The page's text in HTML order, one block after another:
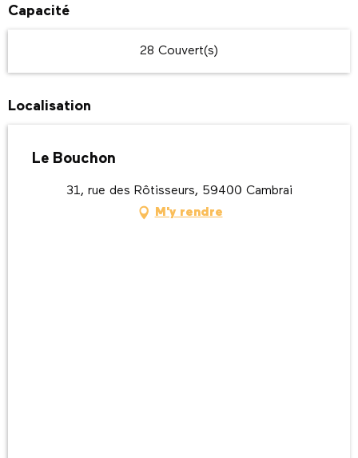
Capacité
28 Couvert(s)
Localisation
Le Bouchon
31, rue des Rôtisseurs, 59400 Cambrai
M'y rendre